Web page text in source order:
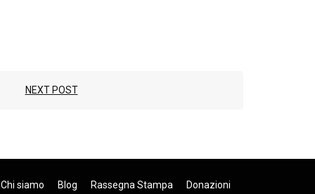
NEXT POST
Chi siamo Blog Rassegna Stampa Donazioni